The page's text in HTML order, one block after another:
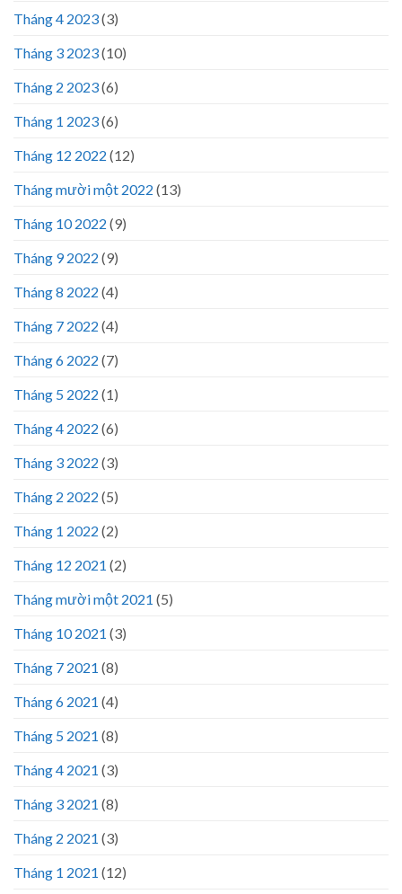
Tháng 4 2023(3)
Tháng 3 2023(10)
Tháng 2 2023(6)
Tháng 1 2023(6)
Tháng 12 2022 (12)
Tháng mười một 2022 (13)
Tháng 10 2022 (9)
Tháng 9 2022 (9)
Tháng 8 2022 (4)
Tháng 7 2022 (4)
Tháng 6 2022 (7)
Tháng 5 2022 (1)
Tháng 4 2022 (6)
Tháng 3 2022 (3)
Tháng 2 2022 (5)
Tháng 1 2022 (2)
Tháng 12 2021 (2)
Tháng mười một 2021 (5)
Tháng 10 2021 (3)
Tháng 7 2021 (8)
Tháng 6 2021 (4)
Tháng 5 2021 (8)
Tháng 4 2021 (3)
Tháng 3 2021 (8)
Tháng 2 2021 (3)
Tháng 1 2021 (12)